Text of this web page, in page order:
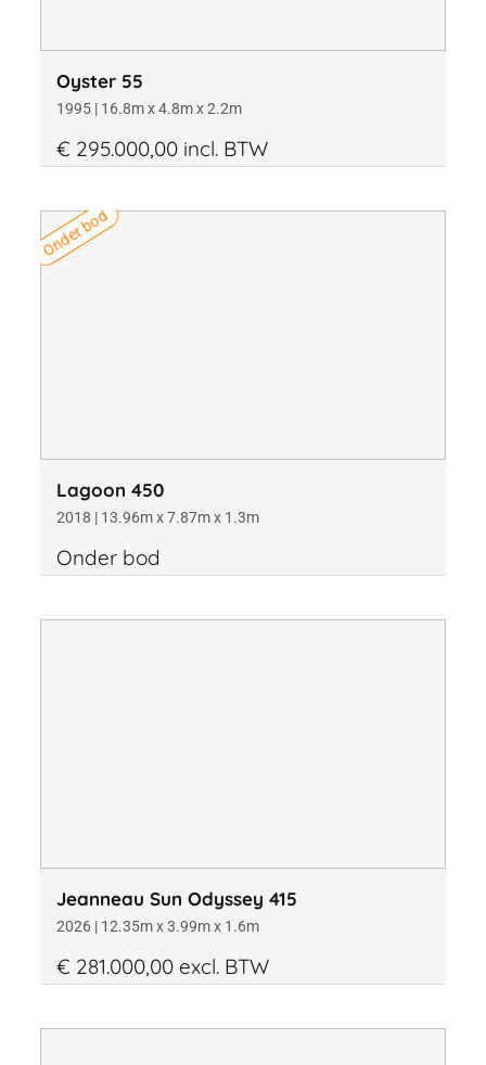
Oyster 55
1995 | 16.8m x 4.8m x 2.2m
€ 295.000,00 incl. BTW
Onder bod
Lagoon 450
2018 | 13.96m x 7.87m x 1.3m
Onder bod
Jeanneau Sun Odyssey 415
2026 | 12.35m x 3.99m x 1.6m
€ 281.000,00 excl. BTW